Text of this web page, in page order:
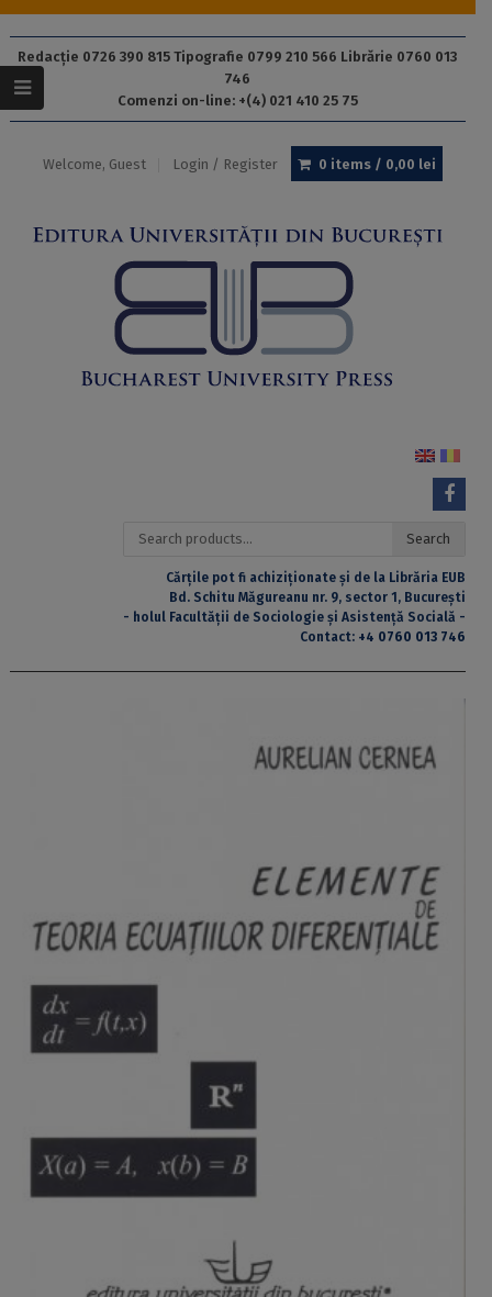
Redacție 0726 390 815 Tipografie 0799 210 566 Librărie 0760 013
746
Comenzi on-line: +(4) 021 410 25 75
Welcome, Guest Login / Register 0 items / 0,00 lei
Search
Search
Cărțile pot fi achiziționate și de la Librăria EUB
Bd. Schitu Măgureanu nr. 9, sector 1, București
- holul Facultății de Sociologie și Asistență Socială -
Contact: +4 0760 013 746